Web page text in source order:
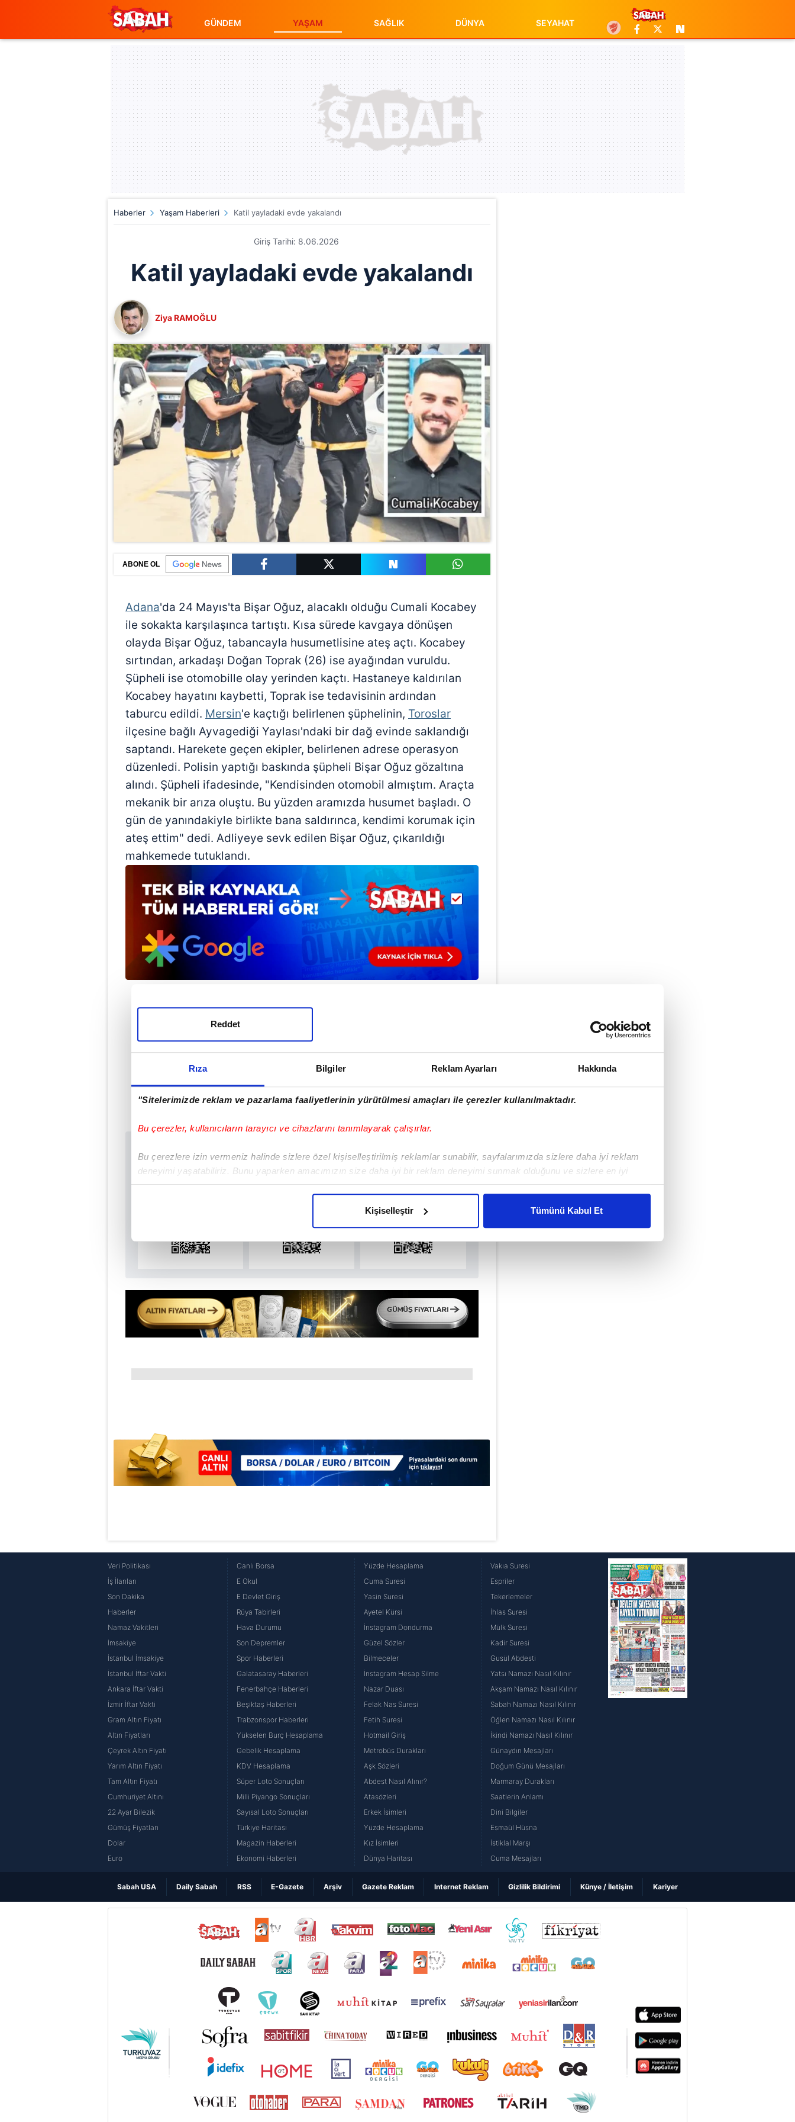
Rıza Bilgiler Reklam Ayarları Hakkında
"Sitelerimizde reklam ve pazarlama faaliyetlerinin yürütülmesi amaçları ile çerezler kullanılmaktadır.
Bu çerezler, kullanıcıların tarayıcı ve cihazlarını tanımlayarak çalışırlar.
Bu çerezlere izin vermeniz halinde sizlere özel kişiselleştirilmiş reklamlar sunabilir, sayfalarımızda sizlere daha iyi reklam
deneyimi yaşatabiliriz. Bunu yaparken amacımızın size daha iyi bir reklam deneyimi sunmak olduğunu ve sizlere en iyi
içerikleri sunabilmek adına elimizden gelen çabayı gösterdiğimizi ve bu noktada, reklamların maliyetlerimizi karşılamak
noktasında tek gelir kalemimiz olduğunu sizlere hatırlatmak isteriz.
Her halükârda, kullanıcılar, bu çerezlere izin vermedikleri takdirde, kullanıcılara hedefli reklamlar gösterilmeyecektir."
Sizlere daha iyi bir hizmet sunabilmek için İnternet Sitemizde kendimize ve üçüncü kişilere ait çerezler kullanılmaktadır. Bu
reklam/pazarlama faaliyetlerinin yapılması, amaçlarıyla sınırlı olarak açık rızanız dahilinde kullanılacaktır.
Çerezlere ilişkin tercihlerinizi aşağıda yer alan panel vasıtasıyla belirleyebilirsiniz. Çerezlere ilişkin detaylı bilgi için Ayarlar
6698 sayılı Kişisel Verilerin Korunması Kanunu uyarınca hazırlanmış Aydınlatma Metnimizi okumak ve sitemizde ilgili
Reddet
Kişiselleştir Tümünü Kabul Et
GÜNDEM YAŞAM SAĞLIK DÜNYA SEYAHAT
Haberler Yaşam Haberleri Katil yayladaki evde yakalandı
Giriş Tarihi: 8.06.2026
Katil yayladaki evde yakalandı
Ziya RAMOĞLU
ABONE OL
Adana'da 24 Mayıs'ta Bişar Oğuz, alacaklı olduğu Cumali Kocabey
ile sokakta karşılaşınca tartıştı. Kısa sürede kavgaya dönüşen
olayda Bişar Oğuz, tabancayla husumetlisine ateş açtı. Kocabey
sırtından, arkadaşı Doğan Toprak (26) ise ayağından vuruldu.
Şüpheli ise otomobille olay yerinden kaçtı. Hastaneye kaldırılan
Kocabey hayatını kaybetti, Toprak ise tedavisinin ardından
taburcu edildi. Mersin'e kaçtığı belirlenen şüphelinin, Toroslar
ilçesine bağlı Ayvagediği Yaylası'ndaki bir dağ evinde saklandığı
saptandı. Harekete geçen ekipler, belirlenen adrese operasyon
düzenledi. Polisin yaptığı baskında şüpheli Bişar Oğuz gözaltına
alındı. Şüpheli ifadesinde, "Kendisinden otomobil almıştım. Araçta
mekanik bir arıza oluştu. Bu yüzden aramızda husumet başladı. O
gün de yanındakiyle birlikte bana saldırınca, kendimi korumak için
ateş ettim" dedi. Adliyeye sevk edilen Bişar Oğuz, çıkarıldığı
mahkemede tutuklandı.
Sabah.com.tr Uygulamamızı İndirin
Uygulamalara Özel Ayrıcalıkları Keşfedin!
Veri Politikası
İş İlanları
Son Dakika
Haberler
Namaz Vakitleri
İmsakiye
İstanbul İmsakiye
İstanbul İftar Vakti
Ankara İftar Vakti
İzmir İftar Vakti
Gram Altın Fiyatı
Altın Fiyatları
Çeyrek Altın Fiyatı
Yarım Altın Fiyatı
Tam Altın Fiyatı
Cumhuriyet Altını
22 Ayar Bilezik
Gümüş Fiyatları
Dolar
Euro
Canlı Borsa
E Okul
E Devlet Giriş
Rüya Tabirleri
Hava Durumu
Son Depremler
Spor Haberleri
Galatasaray Haberleri
Fenerbahçe Haberleri
Beşiktaş Haberleri
Trabzonspor Haberleri
Yükselen Burç Hesaplama
Gebelik Hesaplama
KDV Hesaplama
Süper Loto Sonuçları
Milli Piyango Sonuçları
Sayısal Loto Sonuçları
Türkiye Haritası
Magazin Haberleri
Ekonomi Haberleri
Yüzde Hesaplama
Cuma Suresi
Yasin Suresi
Ayetel Kürsi
İnstagram Dondurma
Güzel Sözler
Bilmeceler
İnstagram Hesap Silme
Nazar Duası
Felak Nas Suresi
Fetih Suresi
Hotmail Giriş
Metrobüs Durakları
Aşk Sözleri
Abdest Nasıl Alınır?
Atasözleri
Erkek İsimleri
Yüzde Hesaplama
Kız İsimleri
Dünya Haritası
Vakıa Suresi
Espriler
Tekerlemeler
İhlas Suresi
Mülk Suresi
Kadir Suresi
Gusül Abdesti
Yatsı Namazı Nasıl Kılınır
Akşam Namazı Nasıl Kılınır
Sabah Namazı Nasıl Kılınır
Öğlen Namazı Nasıl Kılınır
İkindi Namazı Nasıl Kılınır
Günaydın Mesajları
Doğum Günü Mesajları
Marmaray Durakları
Saatlerin Anlamı
Dini Bilgiler
Esmaül Hüsna
İstiklal Marşı
Cuma Mesajları
Sabah USA Daily Sabah RSS E-Gazete Arşiv Gazete Reklam Internet Reklam Gizlilik Bildirimi Künye / İletişim Kariyer